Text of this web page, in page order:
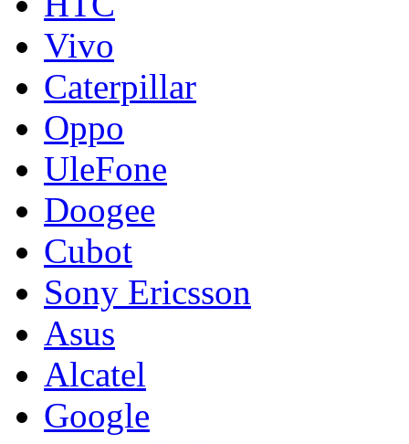
Vivo
Caterpillar
Oppo
UleFone
Doogee
Cubot
Sony Ericsson
Asus
Alcatel
Google